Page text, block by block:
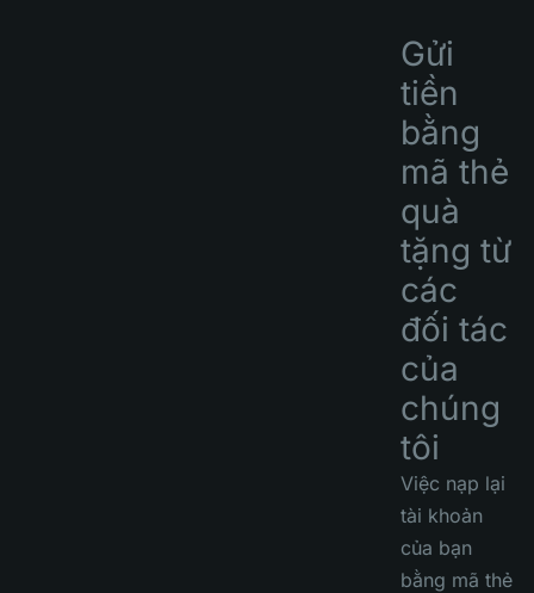
Gửi
tiền
bằng
mã thẻ
quà
tặng từ
các
đối tác
của
chúng
tôi
Việc nạp lại
tài khoản
của bạn
bằng mã thẻ